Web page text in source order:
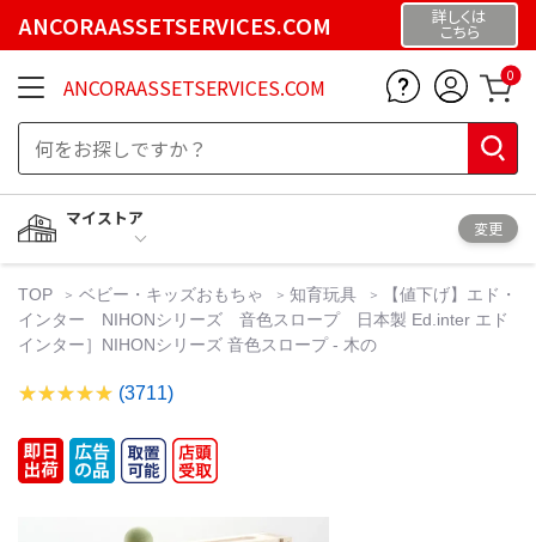
ANCORAASSETSERVICES.COM 詳しくは
こちら
ANCORAASSETSERVICES.COM 0
マイストア
変更
TOP ベビー・キッズおもちゃ 知育玩具
【値下げ】エド・
インター NIHONシリーズ 音色スロープ 日本製 Ed.inter エド
インター］NIHONシリーズ 音色スロープ - 木の
(3711)